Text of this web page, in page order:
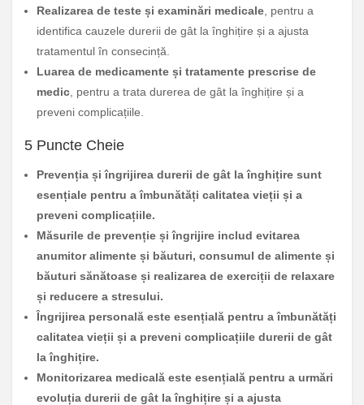
Realizarea de teste și examinări medicale , pentru a
identifica cauzele durerii de gât la înghițire și a ajusta
tratamentul în consecință.
Luarea de medicamente și tratamente prescrise de
medic , pentru a trata durerea de gât la înghițire și a
preveni complicațiile.
5 Puncte Cheie
Prevenția și îngrijirea durerii de gât la înghițire sunt
esențiale pentru a îmbunătăți calitatea vieții și a
preveni complicațiile.
Măsurile de prevenție și îngrijire includ evitarea
anumitor alimente și băuturi, consumul de alimente și
băuturi sănătoase și realizarea de exerciții de relaxare
și reducere a stresului.
Îngrijirea personală este esențială pentru a îmbunătăți
calitatea vieții și a preveni complicațiile durerii de gât
la înghițire.
Monitorizarea medicală este esențială pentru a urmări
evoluția durerii de gât la înghițire și a ajusta